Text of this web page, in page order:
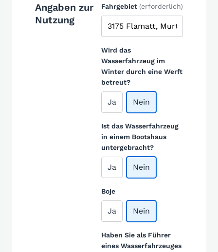
Angaben zur
Nutzung
Fahrgebiet (erforderlich)
Wird das
Wasserfahrzeug im
Winter durch eine Werft
betreut?
Ja Nein
Ist das Wasserfahrzeug
in einem Bootshaus
untergebracht?
Ja Nein
Boje
Ja Nein
Haben Sie als Führer
eines Wasserfahrzeuges